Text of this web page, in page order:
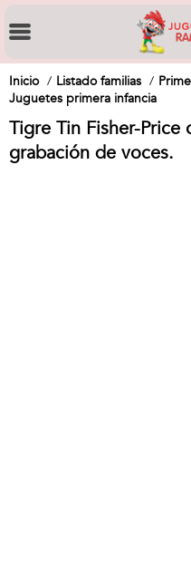
Inicio Listado familias
Juguetes primera infancia
Tigre Tin Fisher-Price
grabación de voces.